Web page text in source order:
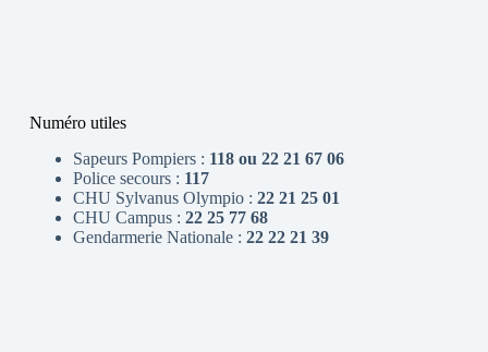
Numéro utiles
Sapeurs Pompiers : 118 ou 22 21 67 06
Police secours : 117
CHU Sylvanus Olympio : 22 21 25 01
CHU Campus : 22 25 77 68
Gendarmerie Nationale : 22 22 21 39